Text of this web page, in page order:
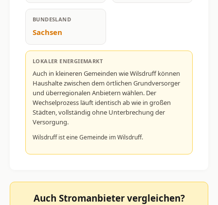
BUNDESLAND
Sachsen
LOKALER ENERGIEMARKT
Auch in kleineren Gemeinden wie Wilsdruff können
Haushalte zwischen dem örtlichen Grundversorger
und überregionalen Anbietern wählen. Der
Wechselprozess läuft identisch ab wie in großen
Städten, vollständig ohne Unterbrechung der
Versorgung.
Wilsdruff ist eine Gemeinde im Wilsdruff.
Auch Stromanbieter vergleichen?